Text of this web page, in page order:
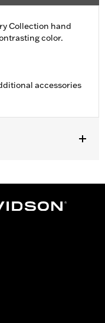
Collection hand
color.
accessories